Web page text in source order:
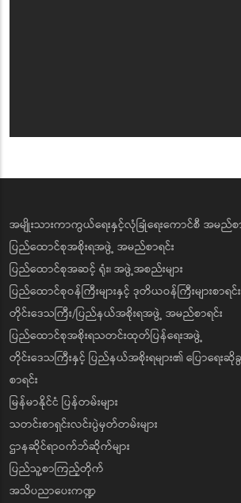
အမျိုးသားကာကွယ်ရေးနှင့်လုံခြုံရေးကောင်စီ အမည်စ
ပြည်ထောင်စုအစိုးရအဖွဲ့ အမည်စာရင်း
ပြည်ထောင်စုအဆင့် ရုံး၊ အဖွဲ့အစည်းများ
ပြည်ထောင်စုဝန်ကြီးများနှင့် ဒုတိယဝန်ကြီးများစာရင်း
တိုင်းဒေသကြီး/ပြည်နယ်အစိုးရအဖွဲ့ အမည်စာရင်း
ပြည်ထောင်စုအစိုးရသတင်းထုတ်ပြန်ရေးအဖွဲ့
တိုင်းဒေသကြီးနှင့် ပြည်နယ်အစိုးရများ၏ ပြောရေးဆို
စာရင်း
မြန်မာနိုင်ငံ ပြန်တမ်းများ
သတင်းစာရှင်းလင်းပွဲမှတ်တမ်းများ
ဌာနဆိုင်ရာဝက်ဘ်ဆိုက်များ
ပြည်သူ့စာကြည့်တိုက်
အသိပညာပေးကဏ္ဍ